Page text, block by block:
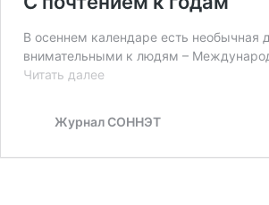
В осеннем календаре есть необычная
внимательными к людям –
Читать далее
годам
Журнал СОННЭТ